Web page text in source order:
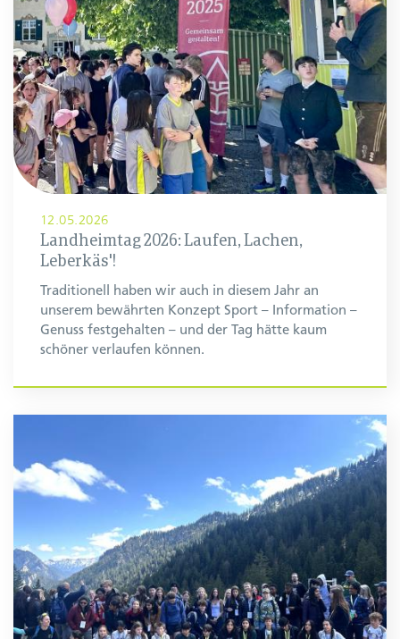
12.05.2026
Landheimtag 2026: Laufen, Lachen,
Leberkäs'!
Traditionell haben wir auch in diesem Jahr an
unserem bewährten Konzept Sport – Information –
Genuss festgehalten – und der Tag hätte kaum
schöner verlaufen können.